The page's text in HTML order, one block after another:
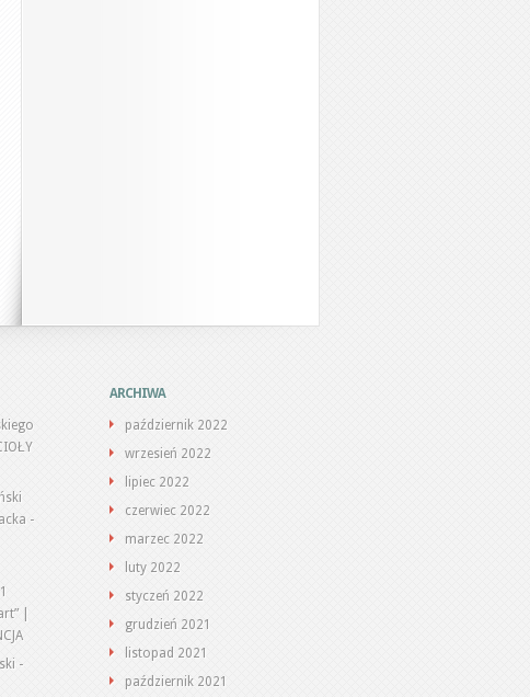
-
|
-
ARCHIWA
październik 2022
wrzesień 2022
lipiec 2022
czerwiec 2022
marzec 2022
luty 2022
styczeń 2022
grudzień 2021
listopad 2021
październik 2021